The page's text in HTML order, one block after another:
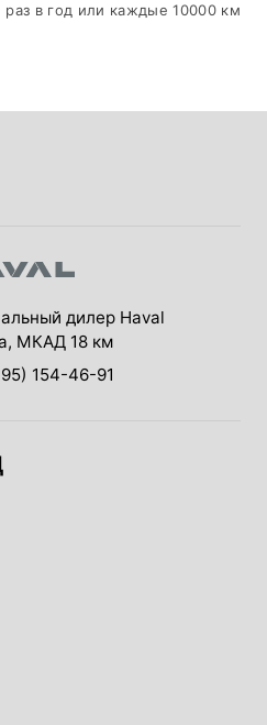
раз в год или каждые 10000 км
дилер Haval
МКАД 18 км
154-46-91